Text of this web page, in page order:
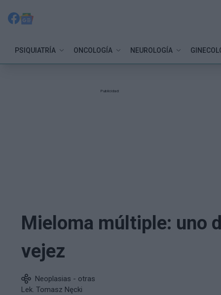
PSIQUIATRÍA ONCOLOGÍA NEUROLOGÍA
Publicidad:
Mieloma múltiple: uno
vejez
Neoplasias - otras
Lek. Tomasz Nęcki